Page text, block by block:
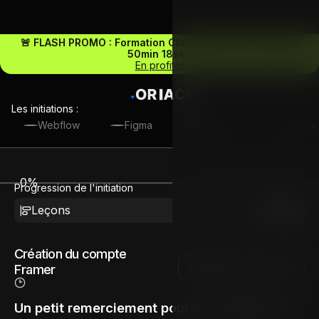
🚨 FLASH PROMO : Formation Claude IA -30% -
50min 17sec
En profiter
Les initiations :
Webflow
Figma
Progression de l'initiation
0%
Leçons
Création du compte
Framer
Un petit remerciement pour encourgager la